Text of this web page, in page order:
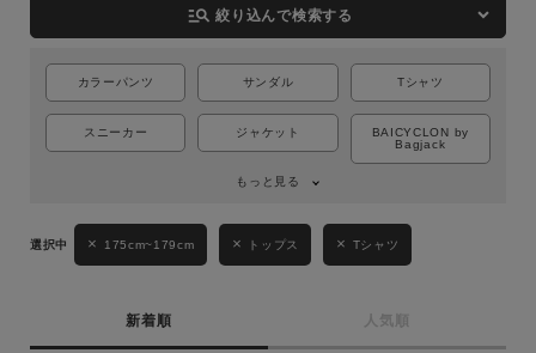
manage_search 絞り込んで検索する
カラーパンツ サンダル Tシャツ
スニーカー ジャケット
BAICYCLON by
Bagjack
もっと見る
175cm~179cm トップス Tシャツ
新着順 人気順